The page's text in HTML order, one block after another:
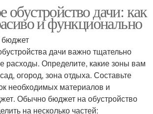
дачи: как
и функционально
дачи важно тщательно
расходы. Определите, какие зоны вам
огород, зона отдыха. Составьте
необходимых материалов и
Обычно бюджет на обустройство
на несколько частей: